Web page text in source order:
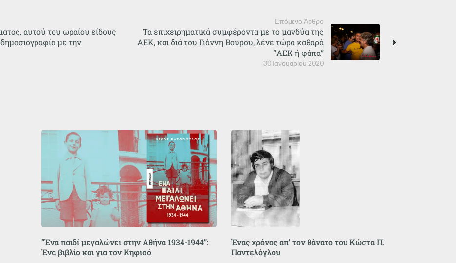
αυτού του ωραίου είδους
με την
Επόμενο Άρθρο
30 Ιανουαρίου 2020
Τα επιχειρηματικά συμφέροντα με το μανδύα της
ΑΕΚ, και διά του Γιάννη Βούρου, λένε τώρα καθαρά
“ΑΕΚ ή φάπα”
“Ένα παιδί μεγαλώνει στην Αθήνα 1934-1944”:
Ένα βιβλίο και για τον Κηφισό
Ένας χρόνος απ’ τον θάνατο του Κώστα Π.
Παντελόγλου